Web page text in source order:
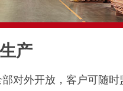
产
对外开放，客户可随时